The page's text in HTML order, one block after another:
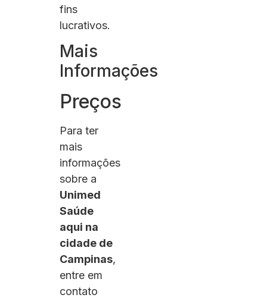
fins
lucrativos.
Mais
Informações
Preços
Para ter
mais
informações
sobre a
Unimed
Saúde
aqui na
cidade de
Campinas,
entre em
contato